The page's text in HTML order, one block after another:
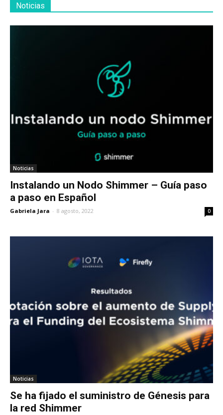
Noticias
Noticias
Instalando un Nodo Shimmer – Guía paso
a paso en Español
Gabriela Jara - 8 agosto, 2022 0
Noticias
Se ha fijado el suministro de Génesis para
la red Shimmer